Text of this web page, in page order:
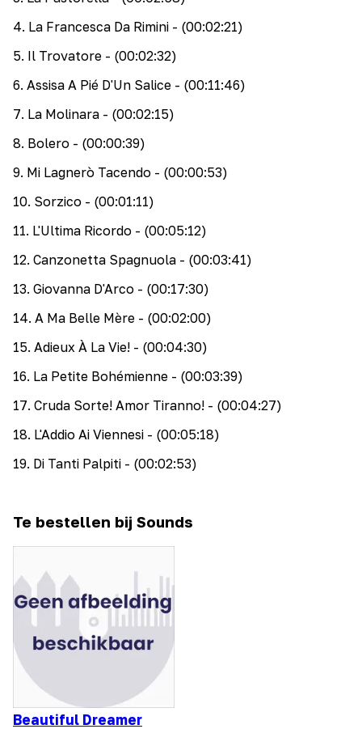
4. La Francesca Da Rimini - (00:02:21)
5. Il Trovatore - (00:02:32)
6. Assisa A Pié D'Un Salice - (00:11:46)
7. La Molinara - (00:02:15)
8. Bolero - (00:00:39)
9. Mi Lagnerò Tacendo - (00:00:53)
10. Sorzico - (00:01:11)
11. L'Ultima Ricordo - (00:05:12)
12. Canzonetta Spagnuola - (00:03:41)
13. Giovanna D'Arco - (00:17:30)
14. A Ma Belle Mère - (00:02:00)
15. Adieux À La Vie! - (00:04:30)
16. La Petite Bohémienne - (00:03:39)
17. Cruda Sorte! Amor Tiranno! - (00:04:27)
18. L'Addio Ai Viennesi - (00:05:18)
19. Di Tanti Palpiti - (00:02:53)
Te bestellen bij Sounds
Beautiful Dreamer